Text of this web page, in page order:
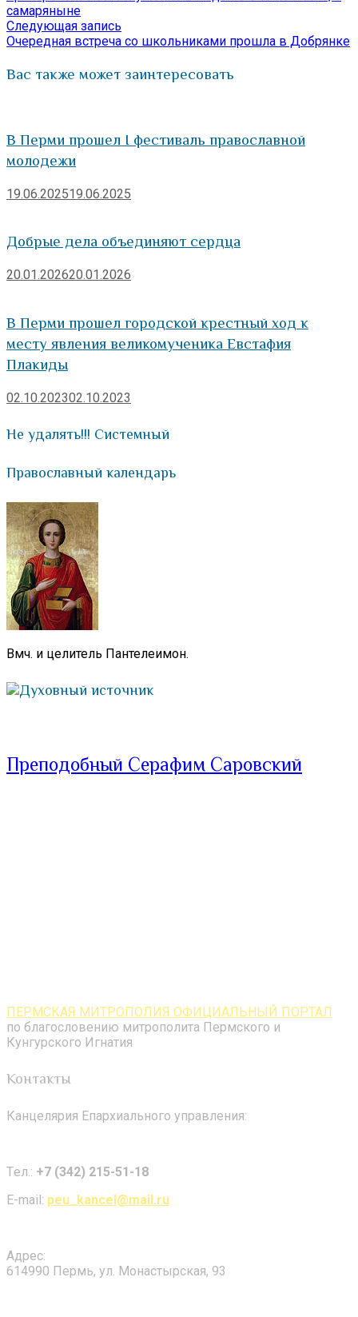
по
записям
самаряныне
Следующая запись
запись:
Очередная встреча со школьниками прошла в Добрянке
Вас также может заинтересовать
В Перми прошел I фестиваль православной
молодежи
19.06.202519.06.2025
Добрые дела объединяют сердца
20.01.202620.01.2026
В Перми прошел городской крестный ход к
месту явления великомученика Евстафия
Плакиды
02.10.202302.10.2023
Не удалять!!! Системный
Православный календарь
Вмч. и целитель Пантелеимон.
Духовный источник
Преподобный Серафим Саровский
ПЕРМСКАЯ МИТРОПОЛИЯ ОФИЦИАЛЬНЫЙ ПОРТАЛ
по благословению митрополита Пермского и
Кунгурского Игнатия
Контакты
Канцелярия Епархиального управления:
Tел.: +7 (342) 215-51-18
E-mail: peu_kancel@mail.ru
Адрес:
614990 Пермь, ул. Монастырская, 93